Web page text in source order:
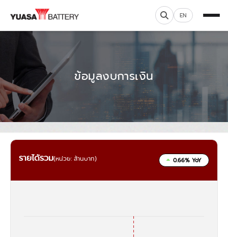
EN
ข้อมูลงบการเงิน
รายได้รวม(หน่วย: ล้านบาท) 0.66% YoY